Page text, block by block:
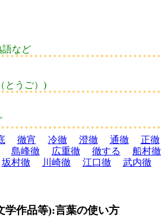
など
とうご）)
徹宵 冷徹 澄徹 通徹 正徹
島峰徹
広重徹 徹する 船村徹
坂村徹
川崎徹 江口徹 武内徹
学作品等):言葉の使い方